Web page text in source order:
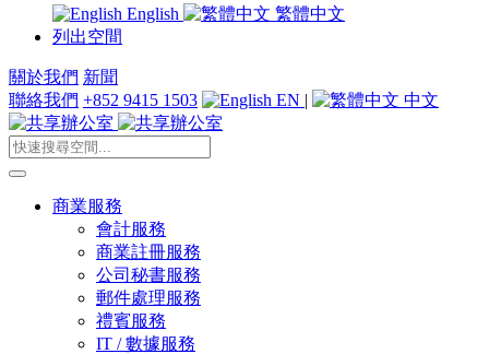
English
繁體中文
列出空間
關於我們 新聞
聯絡我們 +852 9415 1503 EN | 中文
商業服務
會計服務
商業註冊服務
公司秘書服務
郵件處理服務
禮賓服務
IT / 數據服務